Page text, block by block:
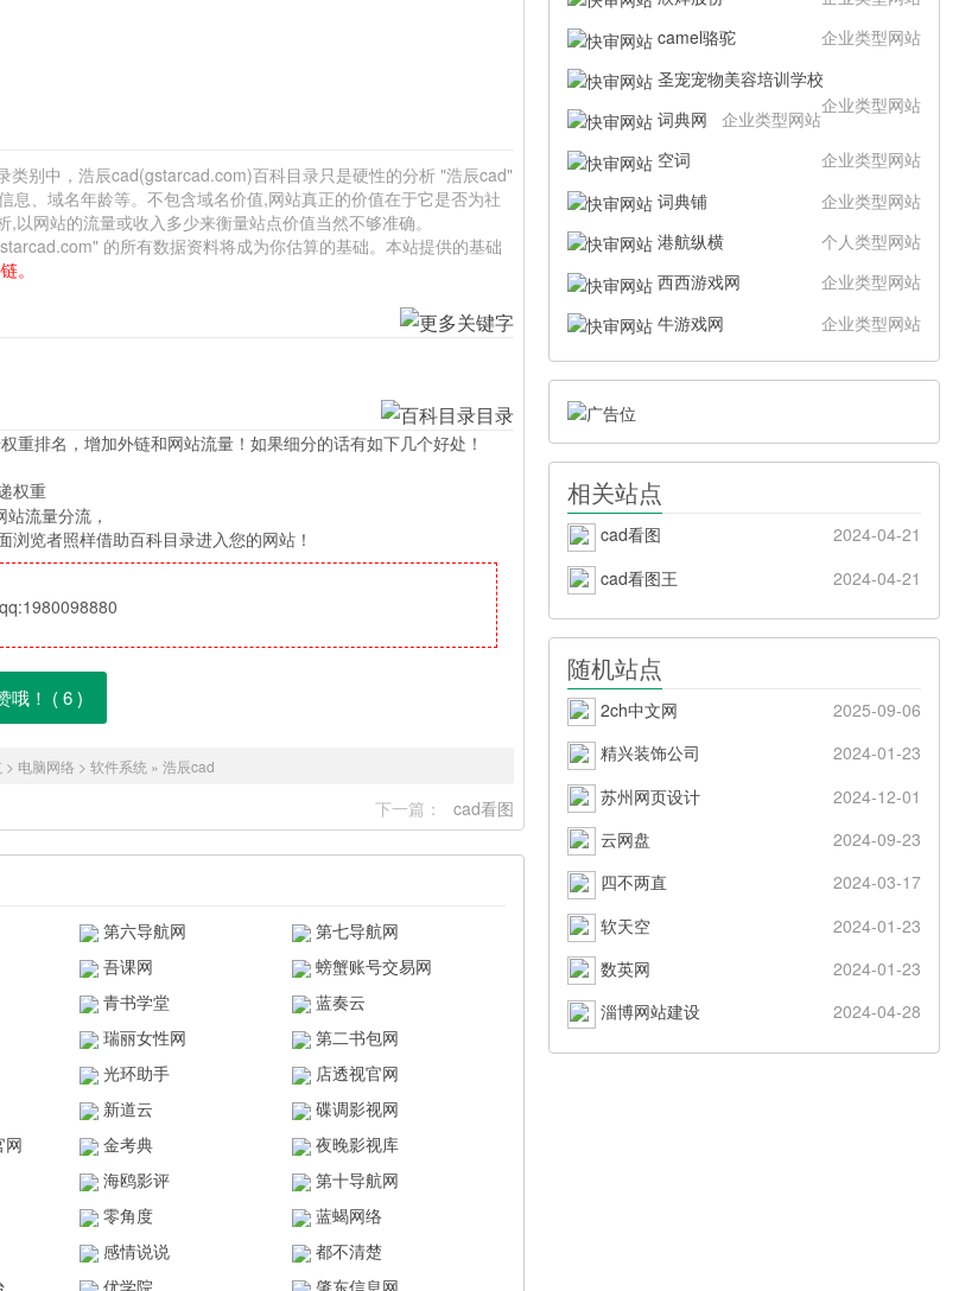
别中，浩辰cad(gstarcad.com)百科目录只是硬性的分析 "浩辰cad"
、域名年龄等。不包含域名价值,网站真正的价值在于它是否为社
网站的流量或收入多少来衡量站点价值当然不够准确。
的所有数据资料将成为你估算的基础。本站提供的基础
。
重排名，增加外链和网站流量！如果细分的话有如下几个好处！
权重
流量分流，
览者照样借助百科目录进入您的网站！
哦！ ( 6)
> 电脑网络 > 软件系统 » 浩辰cad
下一篇： cad看图
第六导航网
第七导航网
吾课网
螃蟹账号交易网
青书学堂
蓝奏云
瑞丽女性网
第二书包网
光环助手
店透视官网
新道云
碟调影视网
网 金考典
夜晚影视库
海鸥影评
第十导航网
零角度
蓝蝎网络
感情说说
都不清楚
camel骆驼
企业类型网站
圣宠宠物美容培训学校
企业类型网站
词典网
企业类型网站
空词
企业类型网站
词典铺
企业类型网站
港航纵横
个人类型网站
西西游戏网
企业类型网站
牛游戏网
企业类型网站
相关站点
cad看图
2024-04-21
cad看图王
2024-04-21
随机站点
2ch中文网
2025-09-06
精兴装饰公司
2024-01-23
苏州网页设计
2024-12-01
云网盘
2024-09-23
四不两直
2024-03-17
软天空
2024-01-23
数英网
2024-01-23
淄博网站建设
2024-04-28